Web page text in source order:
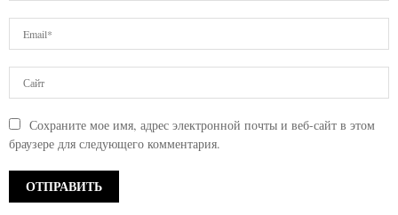
Сохраните мое имя, адрес электронной почты и веб-сайт в этом
браузере для следующего комментария.